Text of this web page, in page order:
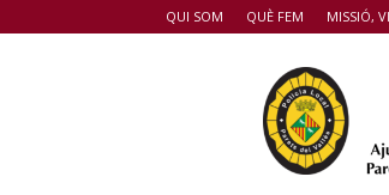
QUI SOM QUÈ FEM MISSIÓ,
POLICIA
PARETS
VALLÈS